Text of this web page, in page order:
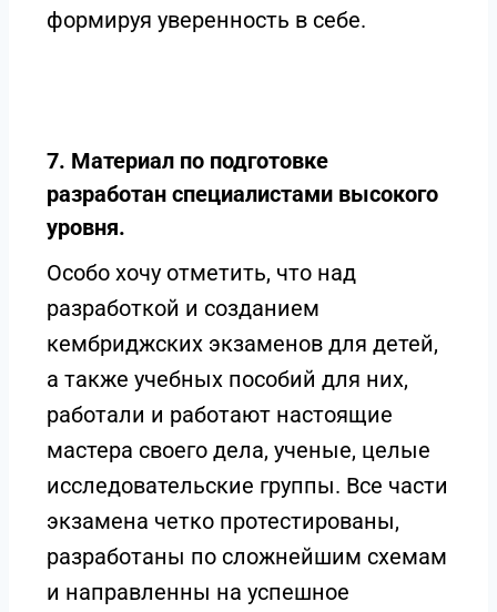
формируя уверенность в себе.
7. Материал по подготовке
разработан специалистами высокого
уровня.
Особо хочу отметить, что над
разработкой и созданием
кембриджских экзаменов для детей,
а также учебных пособий для них,
работали и работают настоящие
мастера своего дела, ученые, целые
исследовательские группы. Все части
экзамена четко протестированы,
разработаны по сложнейшим схемам
и направленны на успешное